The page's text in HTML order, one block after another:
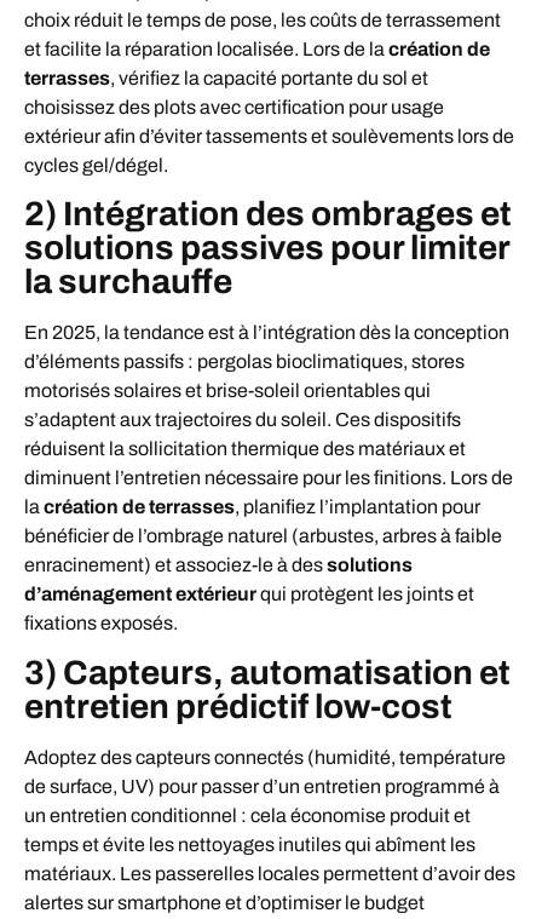
choix réduit le temps de pose, les coûts de terrassement
et facilite la réparation localisée. Lors de la création de
terrasses, vérifiez la capacité portante du sol et
choisissez des plots avec certification pour usage
extérieur afin d’éviter tassements et soulèvements lors de
cycles gel/dégel.
2) Intégration des ombrages et
solutions passives pour limiter
la surchauffe
En 2025, la tendance est à l’intégration dès la conception
d’éléments passifs : pergolas bioclimatiques, stores
motorisés solaires et brise-soleil orientables qui
s’adaptent aux trajectoires du soleil. Ces dispositifs
réduisent la sollicitation thermique des matériaux et
diminuent l’entretien nécessaire pour les finitions. Lors de
la création de terrasses, planifiez l’implantation pour
bénéficier de l’ombrage naturel (arbustes, arbres à faible
enracinement) et associez-le à dessolutions
d’aménagement extérieurqui protègent les joints et
fixations exposés.
3) Capteurs, automatisation et
entretien prédictif low-cost
Adoptez des capteurs connectés (humidité, température
de surface, UV) pour passer d’un entretien programmé à
un entretien conditionnel : cela économise produit et
temps et évite les nettoyages inutiles qui abîment les
matériaux. Les passerelles locales permettent d’avoir des
alertes sur smartphone et d’optimiser le budget